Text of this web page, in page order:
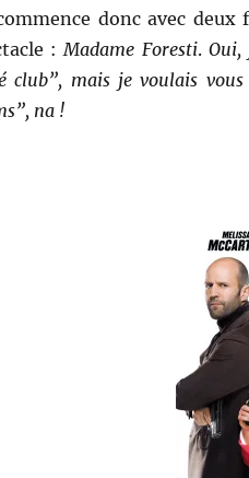
donc avec
: Madame Foresti.Oui,
club”, mais je voulais
na !